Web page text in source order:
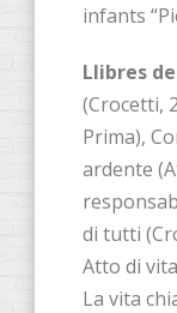
infants
Llibres
(Crocetti,
Prima),
ardente
di tutti
Atto di
La vita